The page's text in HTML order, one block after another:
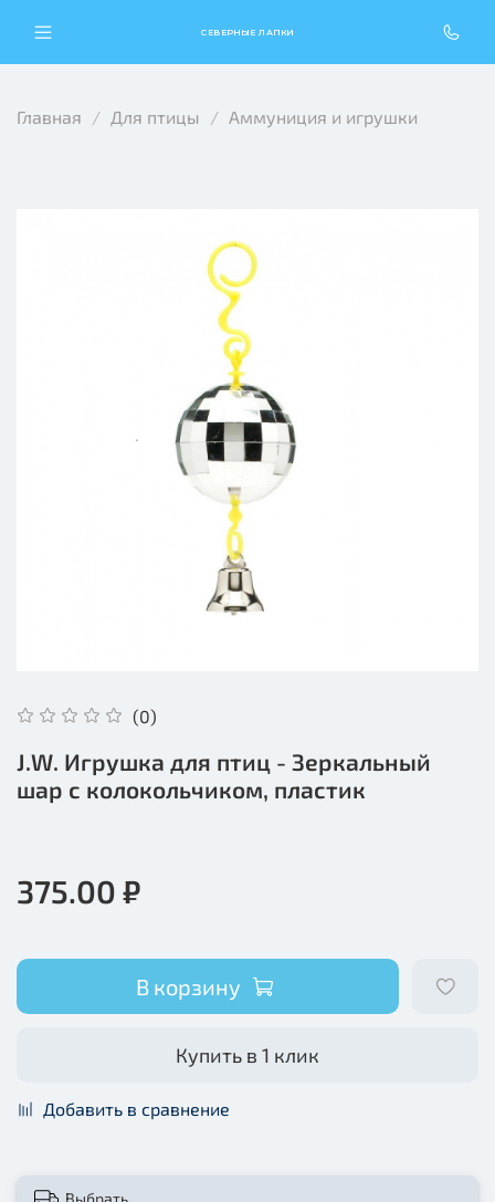
СЕВЕРНЫЕ ЛАПКИ
Главная Для птицы Аммуниция и игрушки
(0)
J.W. Игрушка для птиц - Зеркальный
шар с колокольчиком, пластик
375.00 ₽
В корзину
Купить в 1 клик
Добавить в сравнение
Выбрать